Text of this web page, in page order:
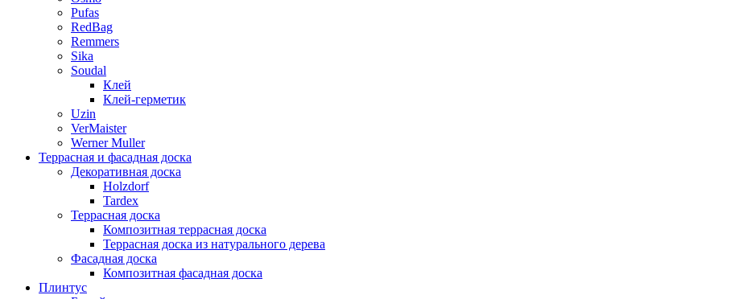
Pufas
RedBag
Remmers
Sika
Soudal
Клей
Клей-герметик
Uzin
VerMaister
Werner Muller
Террасная и фасадная доска
Декоративная доска
Holzdorf
Tardex
Террасная доска
Композитная террасная доска
Террасная доска из натурального дерева
Фасадная доска
Композитная фасадная доска
Плинтус